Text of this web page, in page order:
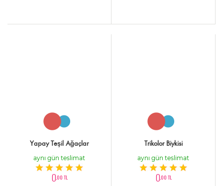
Yapay Teşil Ağaçlar
aynı gün teslimat
0,00 TL
Trikolor Biykisi
aynı gün teslimat
0,00 TL